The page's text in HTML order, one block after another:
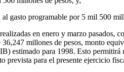
gasto programable por 5 mil 500
en enero y marzo pasados,
millones de pesos, monto
estimado para 1998. Esto permitirá
prevista para el presente ejercicio